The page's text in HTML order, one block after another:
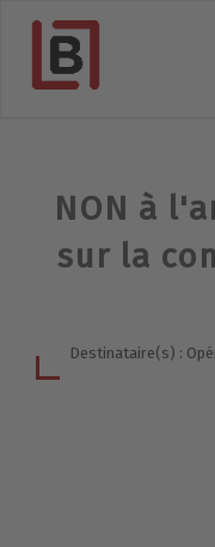
NON à
sur la
Destinataire(s) :